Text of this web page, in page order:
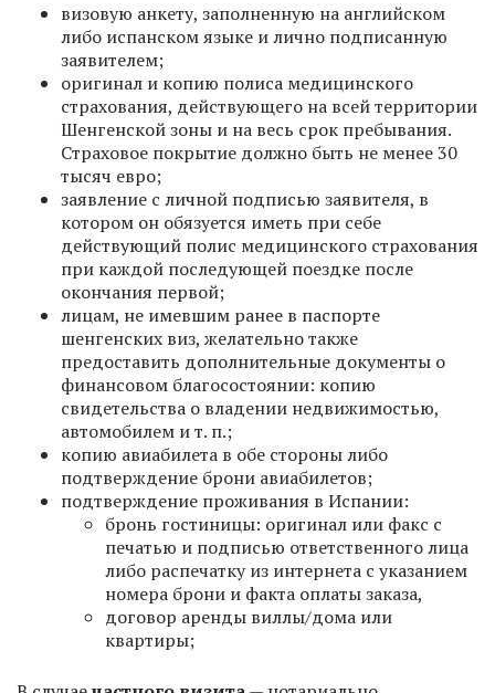
визовую анкету, заполненную на английском
либо испанском языке и лично подписанную
заявителем;
оригинал и копию полиса медицинского
страхования, действующего на всей территории
Шенгенской зоны и на весь срок пребывания.
Страховое покрытие должно быть не менее 30
тысяч евро;
заявление c личной подписью заявителя, в
котором он обязуется иметь при себе
действующий полис медицинского страхования
при каждой последующей поездке после
окончания первой;
лицам, не имевшим ранее в паспорте
шенгенских виз, желательно также
предоставить дополнительные документы о
финансовом благосостоянии: копию
свидетельства о владении недвижимостью,
автомобилем и т. п.;
копию авиабилета в обе стороны либо
подтверждение брони авиабилетов;
подтверждение проживания в Испании:
бронь гостиницы: оригинал или факс с
печатью и подписью ответственного лица
либо распечатку из интернета с указанием
номера брони и факта оплаты заказа,
договор аренды виллы/дома или
квартиры;